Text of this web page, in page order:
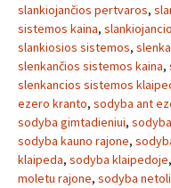
slankiojančios pertvaros,
sistemos kaina,
slankiosios sistemos,
slenkančios sistemos kaina,
slenkancios sistemos
ezero kranto, sodyba ant
sodyba gimtadieniui,
sodyba kauno rajone,
klaipeda, sodyba klaipedoje,
moletu rajone, sodyba